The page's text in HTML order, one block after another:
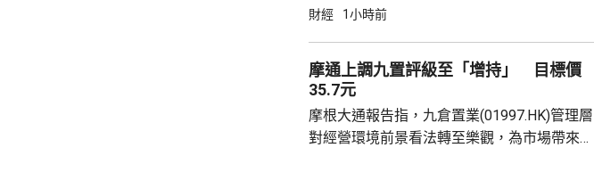
通用機器人核心技術全棧自研，持續豐富產品
司四足機器人銷量合計超過33000台，穩居全
球領先地位。自2023年推出首款人形機器人
H1、2024年推出中...
財經 1小時前
摩通上調九置評級至「增持」 目標價
35.7元
摩根大通報告指，九倉置業(01997.HK)管理層
對經營環境前景看法轉至樂觀，為市場帶來驚